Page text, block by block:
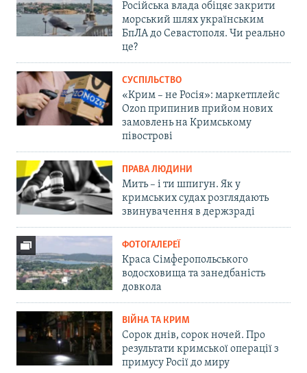
Російська влада обіцяє закрити
морський шлях українським
БпЛА до Севастополя. Чи реально
це?
СУСПІЛЬСТВО
«Крим – не Росія»: маркетплейс
Ozon припинив прийом нових
замовлень на Кримському
півострові
ПРАВА ЛЮДИНИ
Мить – і ти шпигун. Як у
кримських судах розглядають
звинувачення в держзраді
ФОТОГАЛЕРЕЇ
Краса Сімферопольського
водосховища та занедбаність
довкола
ВІЙНА ТА КРИМ
Сорок днів, сорок ночей. Про
результати кримської операції з
примусу Росії до миру